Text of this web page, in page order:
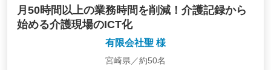
月50時間以上の業務時間を削減！介護記録から
始める介護現場のICT化
有限会社聖 様
宮崎県／約50名